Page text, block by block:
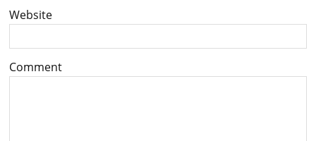
Website
Comment